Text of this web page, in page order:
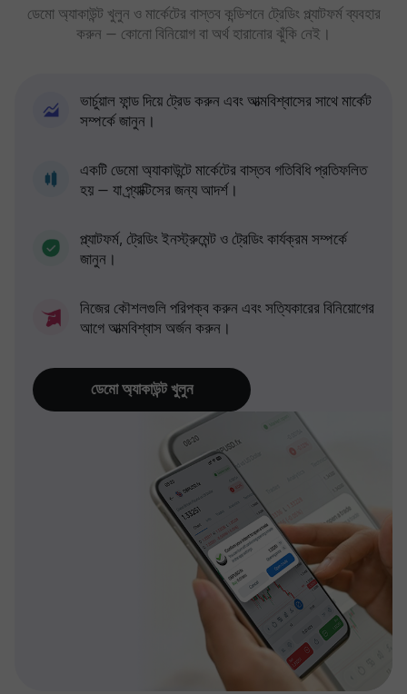
ডেমো অ্যাকাউন্ট খুলুন ও মার্কেটের বাস্তব কন্ডিশনে ট্রেডিং প্ল্যাটফর্ম ব্যবহার
করুন — কোনো বিনিয়োগ বা অর্থ হারানোর ঝুঁকি নেই।
ভার্চুয়াল ফান্ড দিয়ে ট্রেড করুন এবং আত্মবিশ্বাসের সাথে মার্কেট
সম্পর্কে জানুন।
একটি ডেমো অ্যাকাউন্টে মার্কেটের বাস্তব গতিবিধি প্রতিফলিত
হয় — যা প্র্যাক্টিসের জন্য আদর্শ।
প্ল্যাটফর্ম, ট্রেডিং ইনস্ট্রুমেন্ট ও ট্রেডিং কার্যক্রম সম্পর্কে
জানুন।
নিজের কৌশলগুলি পরিপক্ব করুন এবং সত্যিকারের বিনিয়োগের
আগে আত্মবিশ্বাস অর্জন করুন।
ডেমো অ্যাকাউন্ট খুলুন